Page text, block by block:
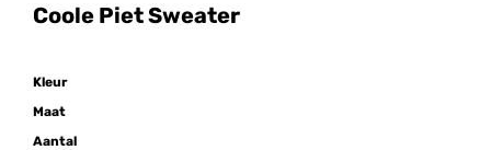
Coole Piet Sweater
Kleur
Maat
Aantal